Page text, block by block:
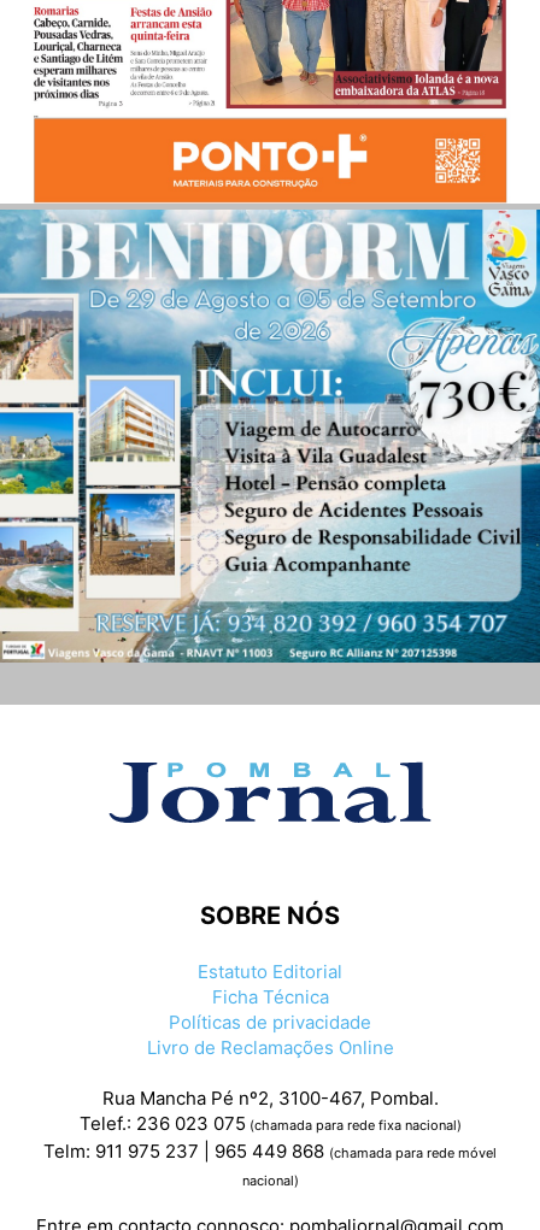
SOBRE NÓS
Estatuto Editorial
Ficha Técnica
Políticas de privacidade
Livro de Reclamações Online
Rua Mancha Pé nº2, 3100-467, Pombal.
Telef.: 236 023 075 (chamada para rede fixa nacional)
Telm: 911 975 237 | 965 449 868 (chamada para rede móvel
nacional)